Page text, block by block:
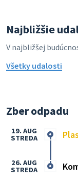
Najbližšie
V najbližšej
Všetky udalosti
Zber odpadu
19. AUG
STREDA
26. AUG
STREDA